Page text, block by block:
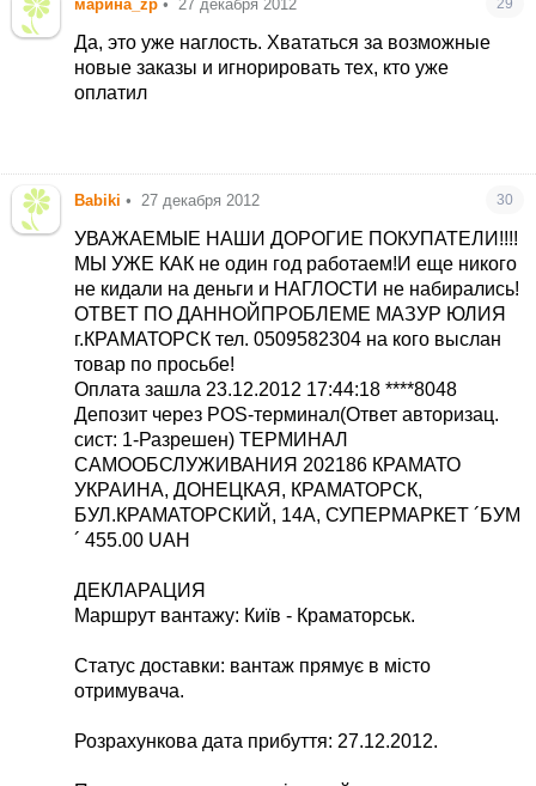
марина_zp • 27 декабря 2012 29
Да, это уже наглость. Хвататься за возможные
новые заказы и игнорировать тех, кто уже
оплатил
Babiki • 27 декабря 2012 30
УВАЖАЕМЫЕ НАШИ ДОРОГИЕ ПОКУПАТЕЛИ!!!!
МЫ УЖЕ КАК не один год работаем!И еще никого
не кидали на деньги и НАГЛОСТИ не набирались!
ОТВЕТ ПО ДАННОЙПРОБЛЕМЕ МАЗУР ЮЛИЯ
г.КРАМАТОРСК тел. 0509582304 на кого выслан
товар по просьбе!
Оплата зашла 23.12.2012 17:44:18 ****8048
Депозит через POS-терминал(Ответ авторизац.
сист: 1-Разрешен) ТЕРМИНАЛ
САМООБСЛУЖИВАНИЯ 202186 КРАМАТО
УКРАИНА, ДОНЕЦКАЯ, КРАМАТОРСК,
БУЛ.КРАМАТОРСКИЙ, 14А, СУПЕРМАРКЕТ ´БУМ
´ 455.00 UAH
ДЕКЛАРАЦИЯ
Маршрут вантажу: Київ - Краматорськ.
Статус доставки: вантаж прямує в місто
отримувача.
Розрахункова дата прибуття: 27.12.2012.